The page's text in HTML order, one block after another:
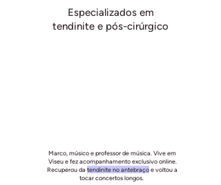
Especializados em
tendinite e pós-cirúrgico
Marco, músico e professor de música. Vive em
Viseu e fez acompanhamento exclusivo online.
Recuperou datendinite no antebraçoe voltou a
tocar concertos longos.